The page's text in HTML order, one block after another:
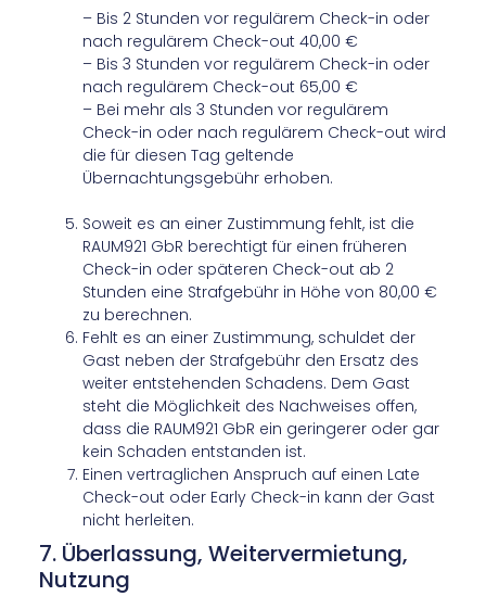
– Bis 2 Stunden vor regulärem Check-in oder
nach regulärem Check-out 40,00 €
– Bis 3 Stunden vor regulärem Check-in oder
nach regulärem Check-out 65,00 €
– Bei mehr als 3 Stunden vor regulärem
Check-in oder nach regulärem Check-out wird
die für diesen Tag geltende
Übernachtungsgebühr erhoben.
Soweit es an einer Zustimmung fehlt, ist die
RAUM921 GbR berechtigt für einen früheren
Check-in oder späteren Check-out ab 2
Stunden eine Strafgebühr in Höhe von 80,00 €
zu berechnen.
Fehlt es an einer Zustimmung, schuldet der
Gast neben der Strafgebühr den Ersatz des
weiter entstehenden Schadens. Dem Gast
steht die Möglichkeit des Nachweises offen,
dass die RAUM921 GbR ein geringerer oder gar
kein Schaden entstanden ist.
Einen vertraglichen Anspruch auf einen Late
Check-out oder Early Check-in kann der Gast
nicht herleiten.
7. Überlassung, Weitervermietung,
Nutzung